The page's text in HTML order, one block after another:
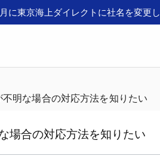
に東京海上ダイレクトに社名を変更
明な場合の対応方法を知りたい
場合の対応方法を知りたい